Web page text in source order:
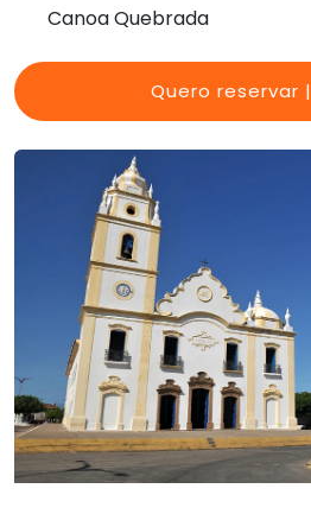
Canoa Quebrada
Quero reservar |